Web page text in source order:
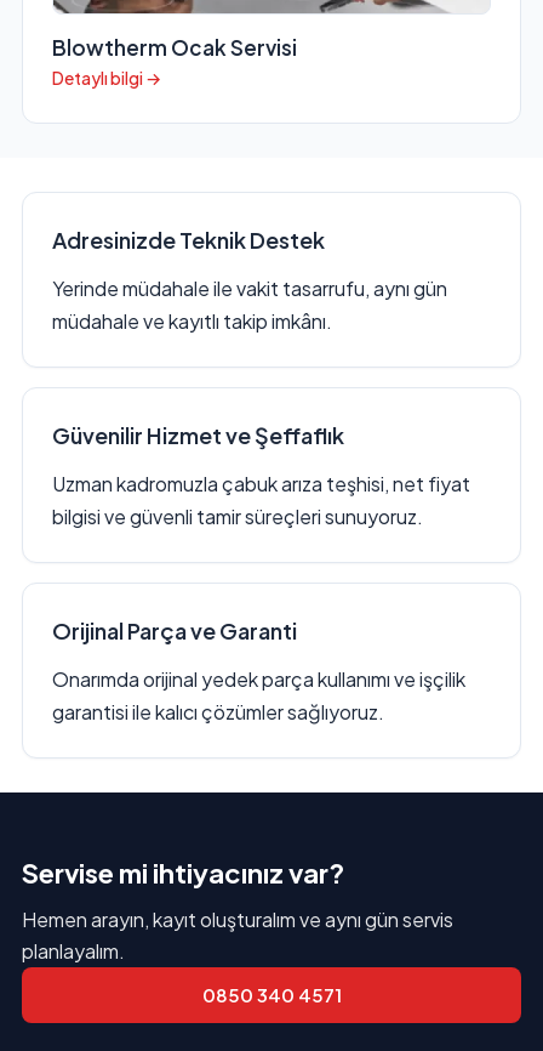
Blowtherm Ocak Servisi
Detaylı bilgi →
Adresinizde Teknik Destek
Yerinde müdahale ile vakit tasarrufu, aynı gün
müdahale ve kayıtlı takip imkânı.
Güvenilir Hizmet ve Şeffaflık
Uzman kadromuzla çabuk arıza teşhisi, net fiyat
bilgisi ve güvenli tamir süreçleri sunuyoruz.
Orijinal Parça ve Garanti
Onarımda orijinal yedek parça kullanımı ve işçilik
garantisi ile kalıcı çözümler sağlıyoruz.
Servise mi ihtiyacınız var?
Hemen arayın, kayıt oluşturalım ve aynı gün servis
planlayalım.
0850 340 4571